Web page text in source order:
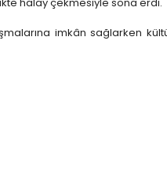
imkân sağlarken